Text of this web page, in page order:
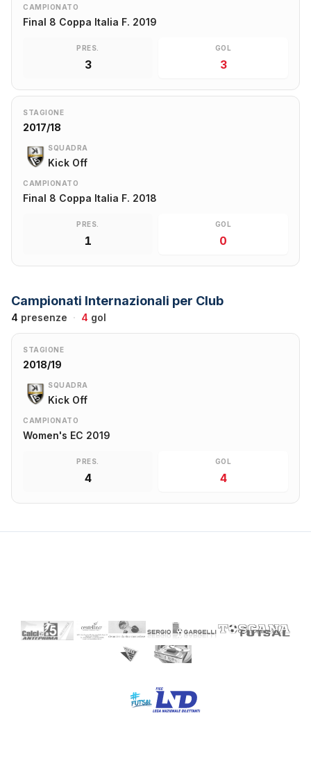
CAMPIONATO
Final 8 Coppa Italia F. 2019
PRES.
3
GOL
3
STAGIONE
2017/18
SQUADRA
Kick Off
CAMPIONATO
Final 8 Coppa Italia F. 2018
PRES.
1
GOL
0
Campionati Internazionali per Club
4 presenze · 4 gol
STAGIONE
2018/19
SQUADRA
Kick Off
CAMPIONATO
Women's EC 2019
PRES.
4
GOL
4